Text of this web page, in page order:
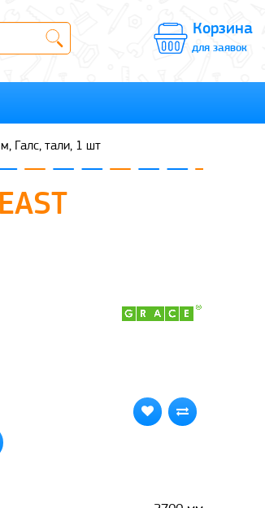
Корзина
для заявок
Галс, тали, 1 шт